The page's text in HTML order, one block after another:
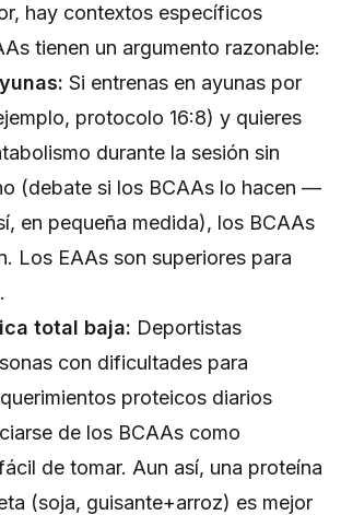
hay contextos específicos
tienen un argumento razonable:
Si entrenas en ayunas por
protocolo 16:8) y quieres
durante la sesión sin
(debate si los BCAAs lo hacen —
en pequeña medida), los BCAAs
Los EAAs son superiores para
total baja: Deportistas
con dificultades para
proteicos diarios
de los BCAAs como
de tomar. Aun así, una proteína
(soja, guisante+arroz) es mejor